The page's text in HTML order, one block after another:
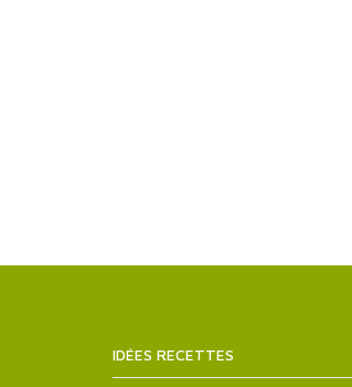
IDÉES RECETTES